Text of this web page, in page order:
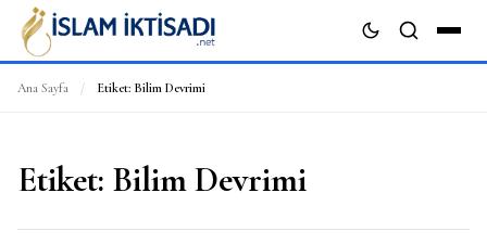
Ana Sayfa / Etiket: Bilim Devrimi
Etiket: Bilim Devrimi